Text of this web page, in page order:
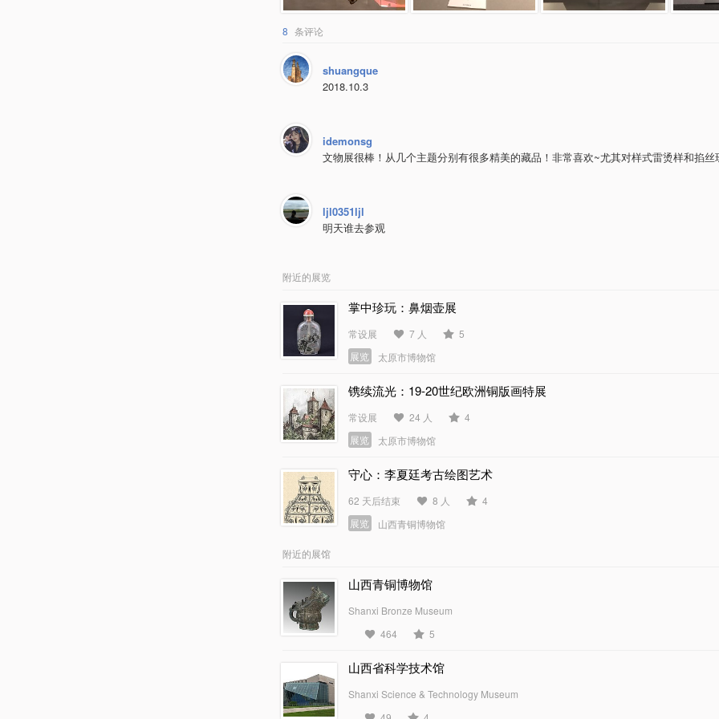
8 条评论
shuangque
2018.10.3
idemonsg
文物展很棒！从几个主题分别有很多精美的藏品！非常喜欢~尤其对样式雷烫样和掐丝
ljl0351ljl
明天谁去参观
附近的展览
掌中珍玩：鼻烟壶展
常设展 7 人
5
展览
太原市博物馆
镌续流光：19-20世纪欧洲铜版画特展
常设展 24 人
4
展览
太原市博物馆
守心：李夏廷考古绘图艺术
62 天后结束 8 人
4
展览
山西青铜博物馆
附近的展馆
山西青铜博物馆
Shanxi Bronze Museum
464
5
山西省科学技术馆
Shanxi Science & Technology Museum